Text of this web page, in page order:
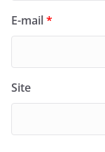
E-mail*
Site